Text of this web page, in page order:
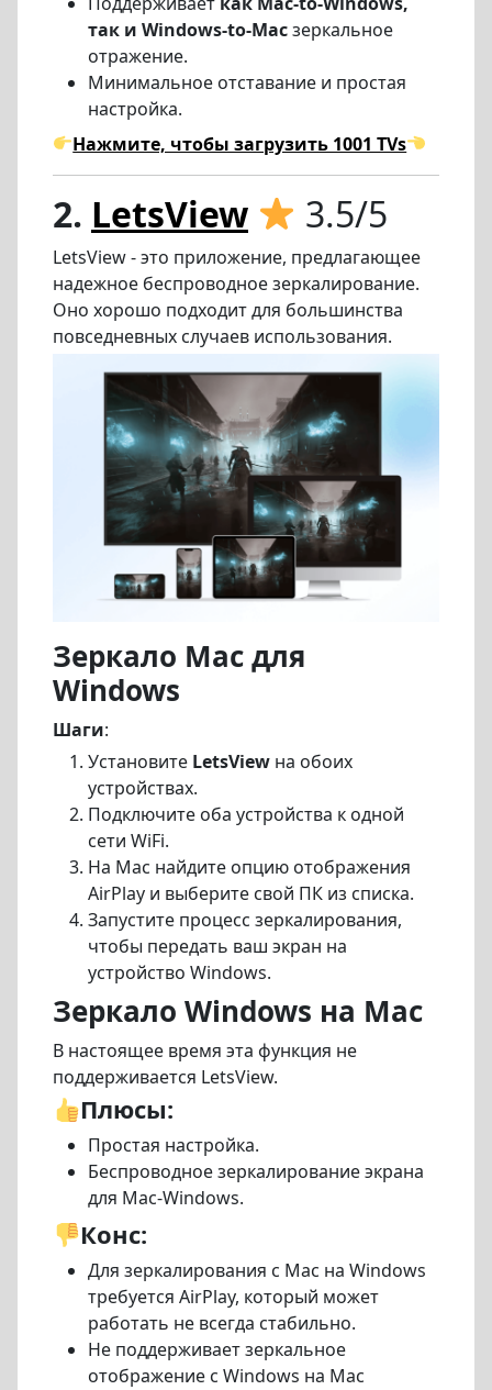
так и Windows-to-Macзеркальное
отражение.
Минимальное отставание и простая
настройка.
Нажмите, чтобы загрузить 1001 TVs
2. LetsView 3.5/5
LetsView - это приложение, предлагающее
надежное беспроводное зеркалирование.
Оно хорошо подходит для большинства
повседневных случаев использования.
Зеркало Mac для
Windows
Шаги:
Установите LetsView на обоих
устройствах.
Подключите оба устройства к одной
сети WiFi.
На Mac найдите опцию отображения
AirPlay и выберите свой ПК из списка.
Запустите процесс зеркалирования,
чтобы передать ваш экран на
устройство Windows.
Зеркало Windows на Mac
В настоящее время эта функция не
поддерживается LetsView.
Плюсы:
Простая настройка.
Беспроводное зеркалирование экрана
для Mac-Windows.
Конс:
Для зеркалирования с Mac на Windows
требуется AirPlay, который может
работать не всегда стабильно.
Не поддерживает зеркальное
отображение с Windows на Mac